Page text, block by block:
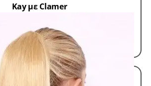
Kay με Clamer
55,00€
ΠΡΟΣΘΗΚΗ ΣΤΟ ΚΑΛΑΘΙ